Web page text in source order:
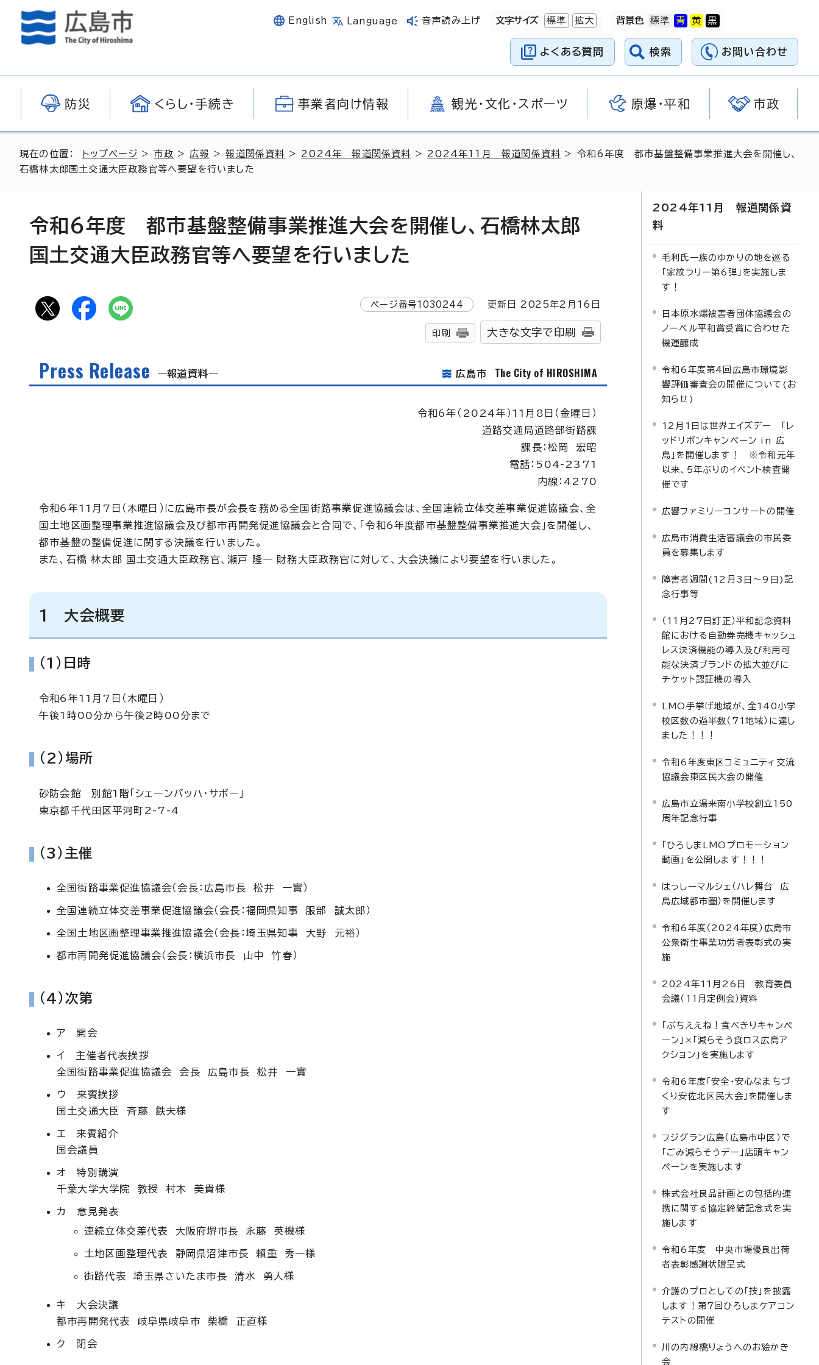
English Language 音声読み上げ 文字サイズ 標準 拡大 背景色
よくある質問 検索 お問い合わせ
防災 くらし・手続き 事業者向け情報 観光・文化・スポーツ 原爆・平和 市政
現在の位置： トップページ >市政 > 広報 >報道関係資料 > 2024年 報道関係資料 > 2024年11月 報道関係資料 > 令和6年度 都市基盤整備事業推進大会を開催し、
石橋林太郎国土交通大臣政務官等へ要望を行いました
令和6年度 都市基盤整備事業推進大会を開催し、石橋林太郎
国土交通大臣政務官等へ要望を行いました
ページ番号1030244 更新日 2025年2月 16 日
印刷 大きな文字で印刷
Press Release 報道資料 広島市 The City of HIROSHIMA
令和6年（2024年）11月8日（金曜日）
道路交通局道路部街路課
課長：松岡 宏昭
電話：504-2371
内線：4270
令和6年11月7日（木曜日）に広島市長が会長を務める全国街路事業促進協議会は、全国連続立体交差事業促進協議会、全
国土地区画整理事業推進協議会及び都市再開発促進協議会と合同で、「令和6年度都市基盤整備事業推進大会」を開催し、
都市基盤の整備促進に関する決議を行いました。
また、石橋 林太郎 国土交通大臣政務官、瀬戸 隆一 財務大臣政務官に対して、大会決議により要望を行いました。
1 大会概要
(1)日時
令和6年11月7日（木曜日）
午後1時00分から午後2時00分まで
(2)場所
砂防会館 別館1階「シェーンバッハ・サボー」
東京都千代田区平河町2-7-4
(3)主催
全国街路事業促進協議会（会長：広島市長 松井 一實）
全国連続立体交差事業促進協議会（会長：福岡県知事 服部 誠太郎）
全国土地区画整理事業推進協議会（会長：埼玉県知事 大野 元裕）
都市再開発促進協議会（会長：横浜市長 山中 竹春）
(4)次第
ア 開会
イ 主催者代表挨拶
全国街路事業促進協議会 会長 広島市長 松井 一實
ウ 来賓挨拶
国土交通大臣 斉藤 鉄夫様
エ 来賓紹介
国会議員
オ 特別講演
千葉大学大学院 教授 村木 美貴様
カ 意見発表
連続立体交差代表 大阪府堺市長 永藤 英機様
土地区画整理代表 静岡県沼津市長 賴重 秀一様
街路代表 埼玉県さいたま市長 清水 勇人様
キ 大会決議
都市再開発代表 岐阜県岐阜市 柴橋 正直様
ク 閉会
2024年11月 報道関係資
料
毛利氏一族のゆかりの地を巡る
「家紋ラリー第6弾」を実施しま
す！
日本原水爆被害者団体協議会の
ノーベル平和賞受賞に合わせた
機運醸成
令和6年度第4回広島市環境影
響評価審査会の開催について(お
知らせ)
12月1日は世界エイズデー 「レ
ッドリボンキャンペーン in 広
島」を開催します！ ※令和元年
以来、5年ぶりのイベント検査開
催です
広響ファミリーコンサートの開催
広島市消費生活審議会の市民委
員を募集します
障害者週間(12月3日～9日)記
念行事等
（11月27日訂正）平和記念資料
館における自動券売機キャッシュ
レス決済機能の導入及び利用可
能な決済ブランドの拡大並びに
チケット認証機の導入
LMO手挙げ地域が、全140小学
校区数の過半数（71地域）に達し
ました！！！
令和6年度東区コミュニティ交流
協議会東区民大会の開催
広島市立湯来南小学校創立150
周年記念行事
「ひろしまLMOプロモーション
動画」を公開します！！！
はっしーマルシェ（ハレ舞台 広
島広域都市圏）を開催します
令和6年度（2024年度）広島市
公衆衛生事業功労者表彰式の実
施
2024年11月26日 教育委員
会議（11月定例会）資料
「ぶちええね！食べきりキャンペ
ーン」×「減らそう食ロス広島ア
クション」を実施します
令和6年度「安全・安心なまちづ
くり安佐北区民大会」を開催しま
す
フジグラン広島（広島市中区）で
「ごみ減らそうデー」店頭キャン
ペーンを実施します
株式会社良品計画との包括的連
携に関する協定締結記念式を実
施します
令和6年度 中央市場優良出荷
者表彰感謝状贈呈式
介護のプロとしての「技」を披露
します！第7回ひろしまケアコン
テストの開催
川の内線橋りょうへのお絵かき
会